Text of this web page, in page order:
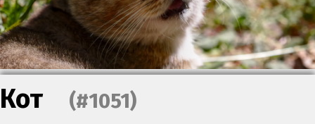
Кот (#1051)